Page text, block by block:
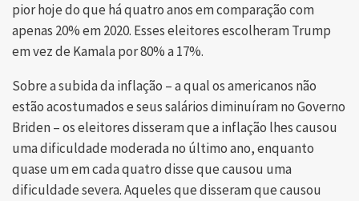
pior hoje do que há quatro anos em comparação com
apenas 20% em 2020. Esses eleitores escolheram Trump
em vez de Kamala por 80% a 17%.
Sobre a subida da inflação – a qual os americanos não
estão acostumados e seus salários diminuíram no Governo
Briden – os eleitores disseram que a inflação lhes causou
uma dificuldade moderada no último ano, enquanto
quase um em cada quatro disse que causou uma
dificuldade severa. Aqueles que disseram que causou